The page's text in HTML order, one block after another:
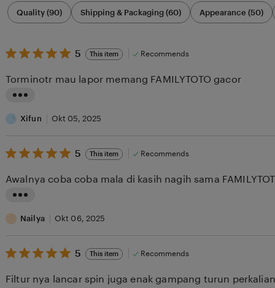
Filter
by
category
Quality (90) Shipping & Packaging (60) Appearance (50)
5
out
5
stars
5 This item Recommends
i
t
n
r
v
e
Torminotr mau lapor memang FAMILYTOTO gacor
Xifun Okt 05, 2025
5
out
5
stars
5 This item Recommends
i
t
n
Awalnya coba coba mala di kasih nagih sama
Nailya Okt 06, 2025
5
out
5
5 This item Recommends
Filtur nya lancar spin juga enak gampang turun perkalian